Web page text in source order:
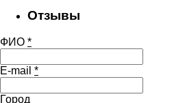
Отзывы
ФИО *
E-mail *
Город